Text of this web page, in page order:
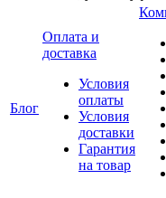
Блог
Оплата и
доставка
Условия
оплаты
Условия
доставки
Гарантия
на товар